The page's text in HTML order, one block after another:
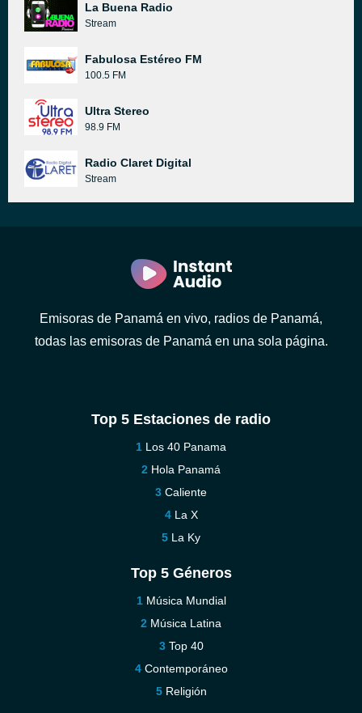
La Buena Radio
Stream
Fabulosa Estéreo FM
100.5 FM
Ultra Stereo
98.9 FM
Radio Claret Digital
Stream
Emisoras de Panamá en vivo, radios de Panamá,
todas las emisoras de Panamá en una sola página.
Top 5 Estaciones de radio
Los 40 Panama
Hola Panamá
Caliente
La X
La Ky
Top 5 Géneros
Música Mundial
Música Latina
Top 40
Contemporáneo
Religión